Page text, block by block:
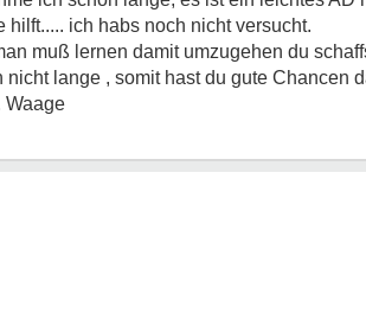
ich habs noch nicht versucht.
muß lernen damit umzugehen du
lange , somit hast du gute Chancen
Waage